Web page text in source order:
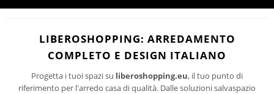
I suoi dati personali verranno trattati per le finalità connesse all'invio delle
Per maggiori informazioni sul trattamento dei dati personali consultare laPRIVACY
del sito.
LIBEROSHOPPING: ARREDAMENTO
COMPLETO E DESIGN ITALIANO
Progetta i tuoi spazi su liberoshopping.eu, il tuo punto di
riferimento per l'arredo casa di qualità. Dalle soluzioni salvaspazio